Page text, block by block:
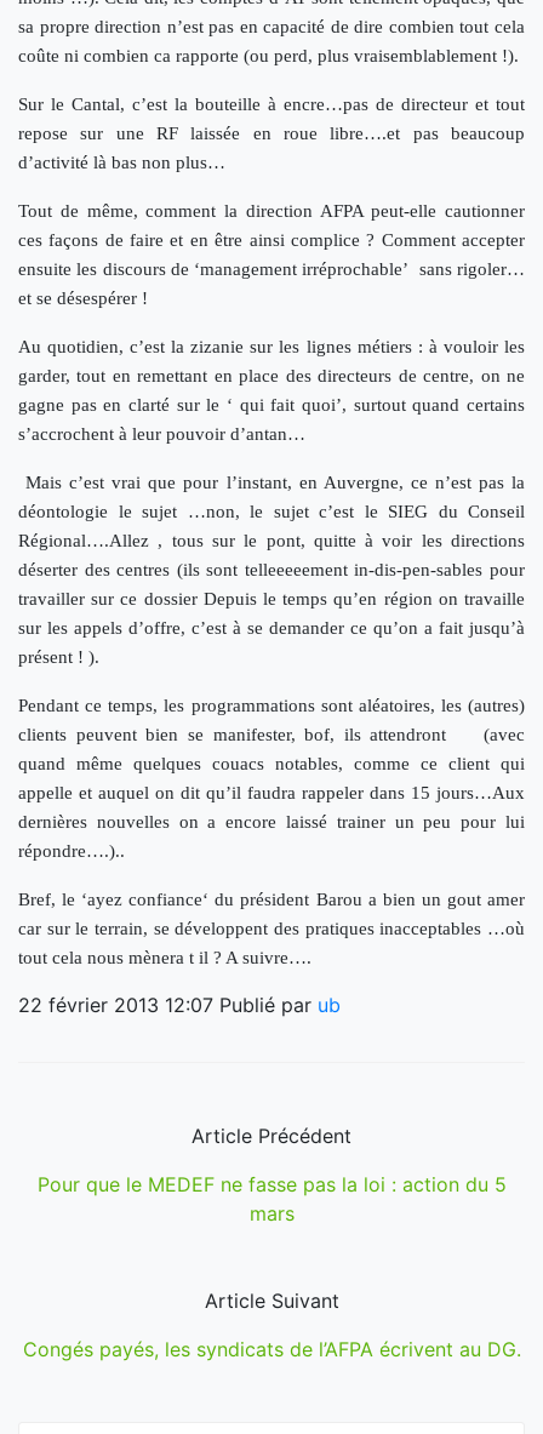
sa propre direction n’est pas en capacité de dire combien tout cela
coûte ni combien ca rapporte (ou perd, plus vraisemblablement !).
Sur le Cantal, c’est la bouteille à encre…pas de directeur et tout
repose sur une RF laissée en roue libre….et pas beaucoup
d’activité là bas non plus…
Tout de même, comment la direction AFPA peut-elle cautionner
ces façons de faire et en être ainsi complice ? Comment accepter
ensuite les discours de ‘management irréprochable’ sans rigoler…
et se désespérer !
Au quotidien, c’est la zizanie sur les lignes métiers : à vouloir les
garder, tout en remettant en place des directeurs de centre, on ne
gagne pas en clarté sur le ‘ qui fait quoi’, surtout quand certains
s’accrochent à leur pouvoir d’antan…
Mais c’est vrai que pour l’instant, en Auvergne, ce n’est pas la
déontologie le sujet …non, le sujet c’est le SIEG du Conseil
Régional….Allez , tous sur le pont, quitte à voir les directions
déserter des centres (ils sont telleeeeement in-dis-pen-sables pour
travailler sur ce dossier Depuis le temps qu’en région on travaille
sur les appels d’offre, c’est à se demander ce qu’on a fait jusqu’à
présent ! ).
Pendant ce temps, les programmations sont aléatoires, les (autres)
clients peuvent bien se manifester, bof, ils attendront (avec
quand même quelques couacs notables, comme ce client qui
appelle et auquel on dit qu’il faudra rappeler dans 15 jours…Aux
dernières nouvelles on a encore laissé trainer un peu pour lui
répondre….)..
Bref, le ‘ayez confiance‘ du président Barou a bien un gout amer
car sur le terrain, se développent des pratiques inacceptables …où
tout cela nous mènera t il ? A suivre….
22 février 2013 12:07 Publié par ub
Article Précédent
Pour que le MEDEF ne fasse pas la loi : action du 5
mars
Article Suivant
Congés payés, les syndicats de l’AFPA écrivent au DG.